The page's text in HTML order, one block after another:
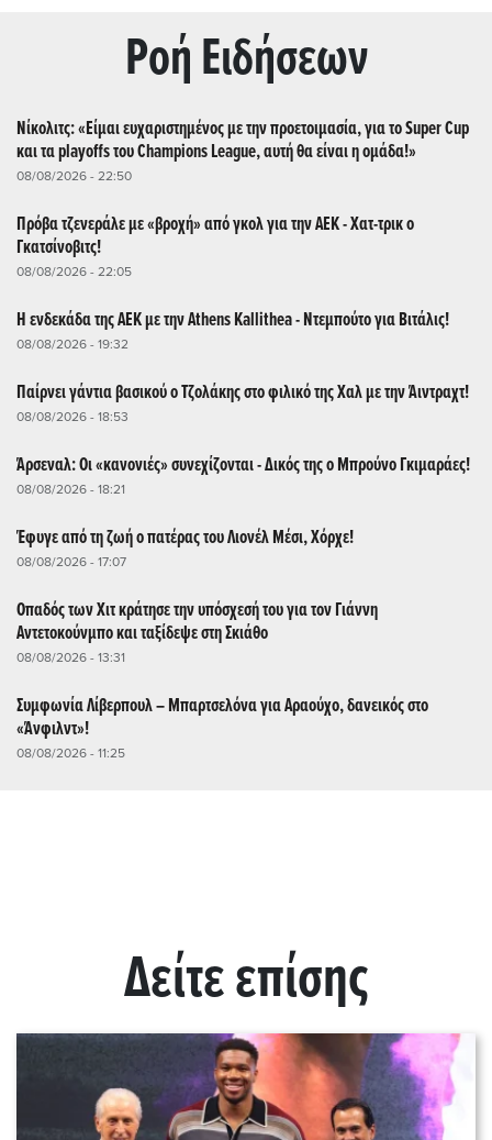
Ρoή Ειδήσεων
Νίκολιτς: «Είμαι ευχαριστημένος με την προετοιμασία, για το Super Cup
και τα playoffs του Champions League, αυτή θα είναι η ομάδα!»
08/08/2026 - 22:50
Πρόβα τζενεράλε με «βροχή» από γκολ για την ΑΕΚ - Χατ-τρικ ο
Γκατσίνοβιτς!
08/08/2026 - 22:05
Η ενδεκάδα της ΑΕΚ με την Athens Kallithea - Ντεμπούτο για Βιτάλις!
08/08/2026 - 19:32
Παίρνει γάντια βασικού ο Τζολάκης στο φιλικό της Χαλ με την Άιντραχτ!
08/08/2026 - 18:53
Άρσεναλ: Οι «κανονιές» συνεχίζονται - Δικός της ο Μπρούνο Γκιμαράες!
08/08/2026 - 18:21
Έφυγε από τη ζωή ο πατέρας του Λιονέλ Μέσι, Χόρχε!
08/08/2026 - 17:07
Οπαδός των Χιτ κράτησε την υπόσχεσή του για τον Γιάννη
Αντετοκούνμπο και ταξίδεψε στη Σκιάθο
08/08/2026 - 13:31
Συμφωνία Λίβερπουλ – Μπαρτσελόνα για Αραούχο, δανεικός στο
«Άνφιλντ»!
08/08/2026 - 11:25
Δείτε επίσης